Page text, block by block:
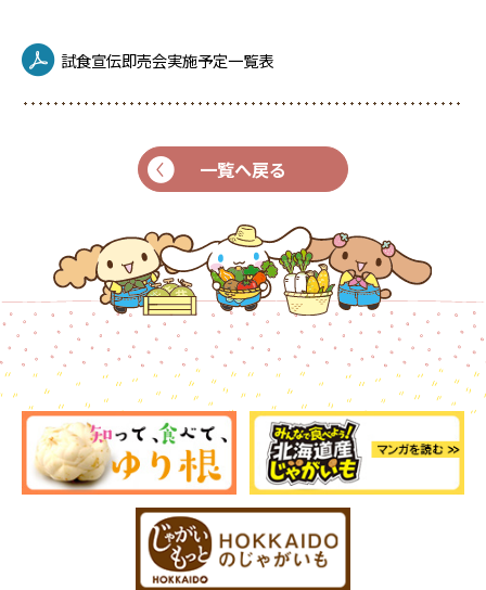
試食宣伝即売会実施予定一覧表
一覧へ戻る